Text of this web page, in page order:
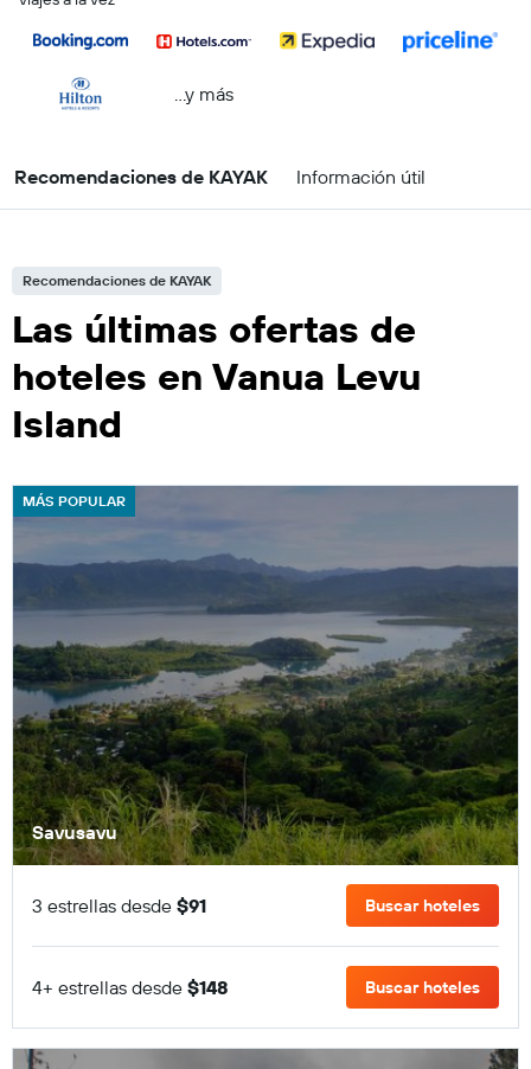
...y más
Recomendaciones de KAYAK Información útil
Recomendaciones de KAYAK
Las últimas ofertas de
hoteles en Vanua Levu
Island
MÁS POPULAR
Savusavu
3 estrellas desde $91 Buscar hoteles
4+ estrellas desde $148 Buscar hoteles